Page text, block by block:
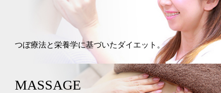
つぼ療法と栄養学に基づいたダイエット。
MASSAGE